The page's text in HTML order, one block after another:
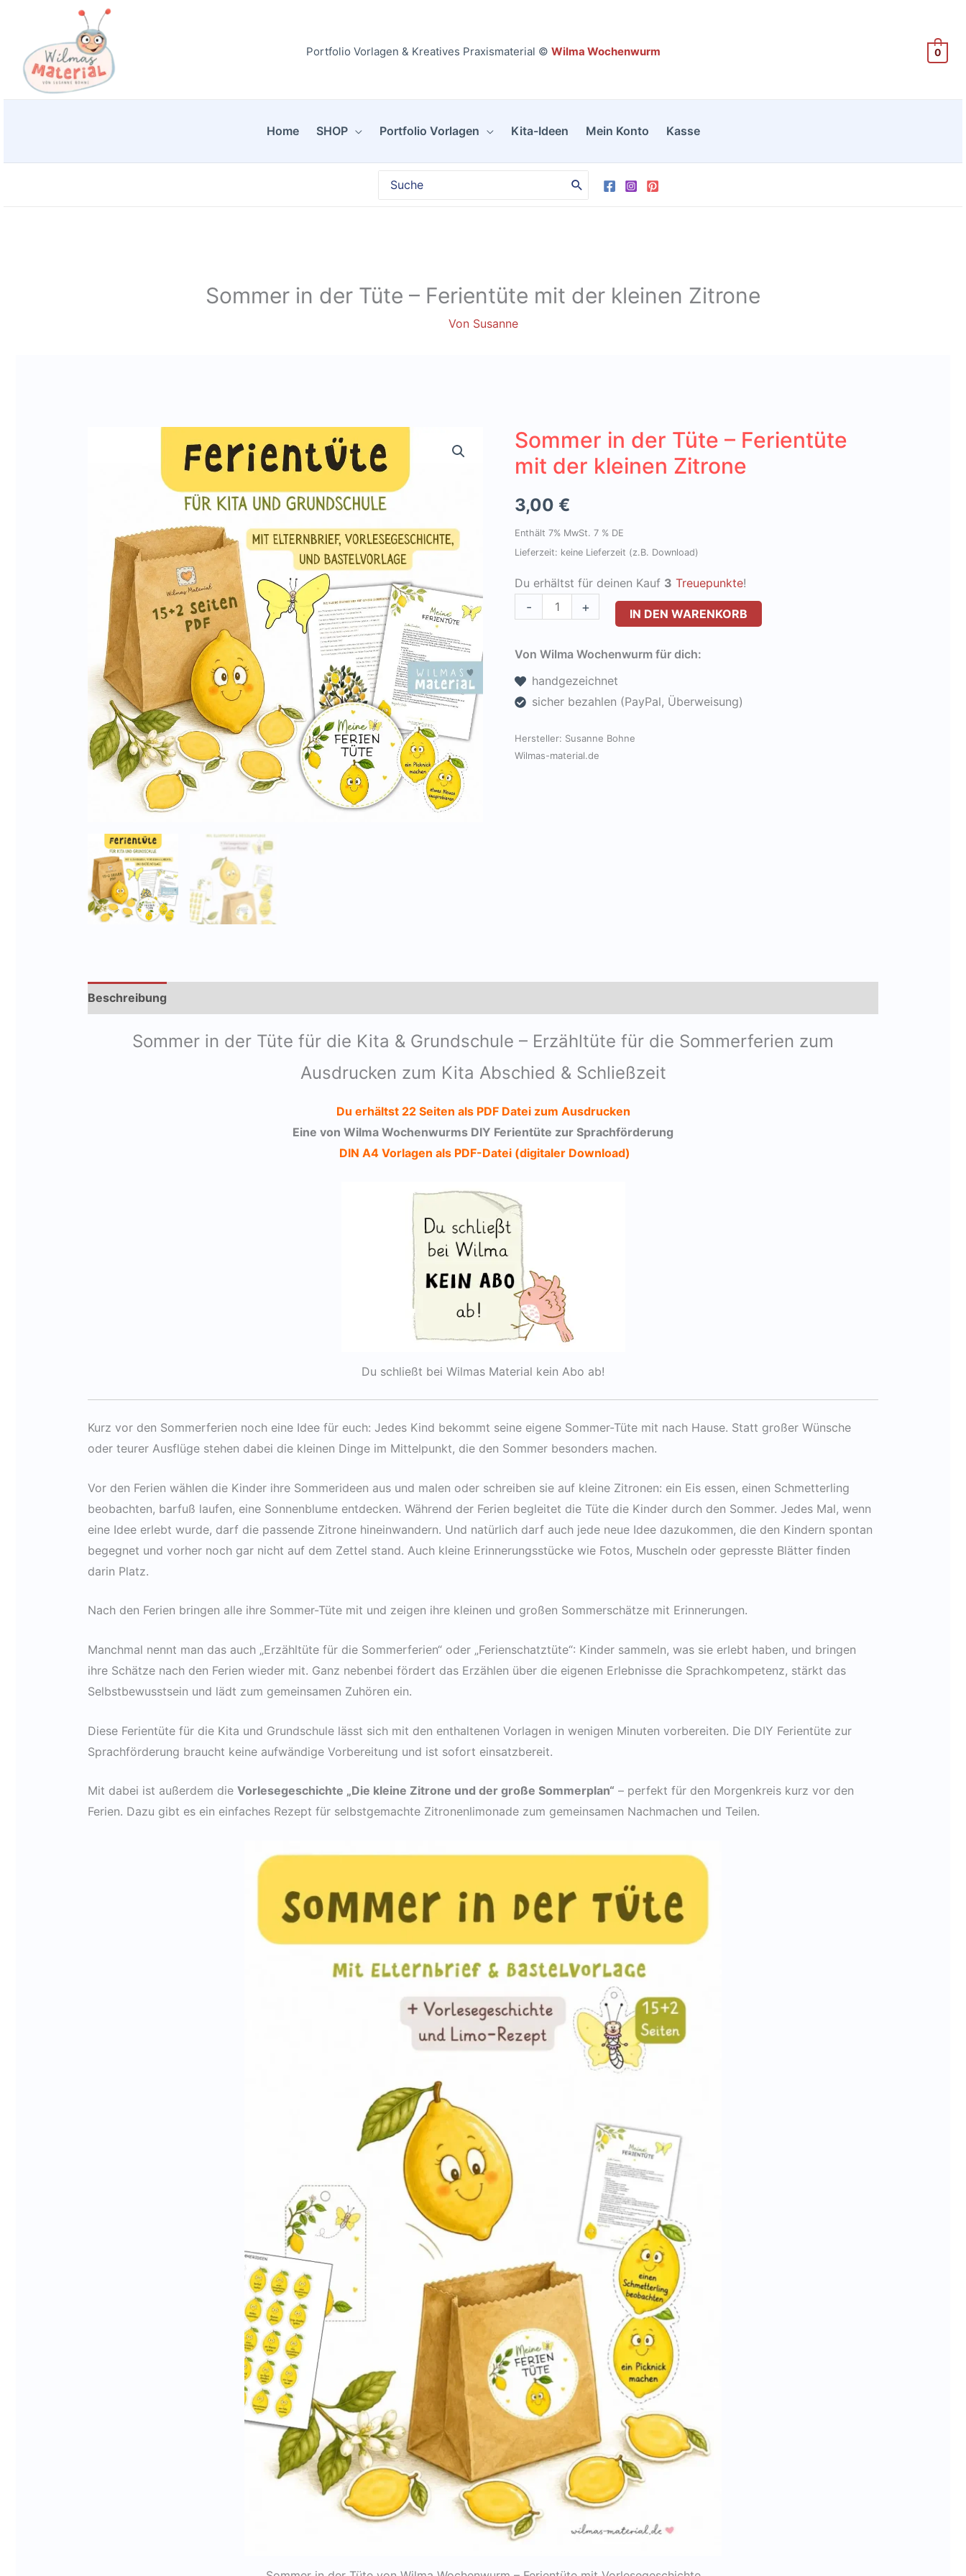
springen
Portfolio Vorlagen & Kreatives Praxismaterial © Wilma Wochenwurm 0
Home SHOP Portfolio Vorlagen Kita-Ideen Mein Konto Kasse
Search
for:
Sommer in der Tüte – Ferientüte mit der kleinen Zitrone
Von Susanne
Sommer in der Tüte – Ferientüte
mit der kleinen Zitrone
3,00 €
Enthält 7% MwSt. 7 % DE
Lieferzeit: keine Lieferzeit (z.B. Download)
Du erhältst für deinen Kauf 3 Treuepunkte!
-
Sommer
in
-
Ferientüte
der
+ IN DEN WARENKORB
Von Wilma Wochenwurm für dich:
handgezeichnet
sicher bezahlen (PayPal, Überweisung)
Hersteller: Susanne Bohne
Wilmas-material.de
Beschreibung
Sommer in der Tüte für die Kita & Grundschule – Erzähltüte für die Sommerferien zum
Ausdrucken zum Kita Abschied & Schließzeit
Du erhältst 22 Seiten als PDF Datei zum Ausdrucken
Eine von Wilma Wochenwurms DIY Ferientüte zur Sprachförderung
DIN A4 Vorlagen als PDF-Datei (digitaler Download)
Du schließt bei Wilmas Material kein Abo ab!
Kurz vor den Sommerferien noch eine Idee für euch: Jedes Kind bekommt seine eigene Sommer-Tüte mit nach Hause. Statt großer Wünsche
oder teurer Ausflüge stehen dabei die kleinen Dinge im Mittelpunkt, die den Sommer besonders machen.
Vor den Ferien wählen die Kinder ihre Sommerideen aus und malen oder schreiben sie auf kleine Zitronen: ein Eis essen, einen Schmetterling
beobachten, barfuß laufen, eine Sonnenblume entdecken. Während der Ferien begleitet die Tüte die Kinder durch den Sommer. Jedes Mal, wenn
eine Idee erlebt wurde, darf die passende Zitrone hineinwandern. Und natürlich darf auch jede neue Idee dazukommen, die den Kindern spontan
begegnet und vorher noch gar nicht auf dem Zettel stand. Auch kleine Erinnerungsstücke wie Fotos, Muscheln oder gepresste Blätter finden
darin Platz.
Nach den Ferien bringen alle ihre Sommer-Tüte mit und zeigen ihre kleinen und großen Sommerschätze mit Erinnerungen.
Manchmal nennt man das auch „Erzähltüte für die Sommerferien“ oder „Ferienschatztüte“: Kinder sammeln, was sie erlebt haben, und bringen
ihre Schätze nach den Ferien wieder mit. Ganz nebenbei fördert das Erzählen über die eigenen Erlebnisse die Sprachkompetenz, stärkt das
Selbstbewusstsein und lädt zum gemeinsamen Zuhören ein.
Diese Ferientüte für die Kita und Grundschule lässt sich mit den enthaltenen Vorlagen in wenigen Minuten vorbereiten. Die DIY Ferientüte zur
Sprachförderung braucht keine aufwändige Vorbereitung und ist sofort einsatzbereit.
Mit dabei ist außerdem die Vorlesegeschichte „Die kleine Zitrone und der große Sommerplan“ – perfekt für den Morgenkreis kurz vor den
Ferien. Dazu gibt es ein einfaches Rezept für selbstgemachte Zitronenlimonade zum gemeinsamen Nachmachen und Teilen.
-
kleinen
[Digital]
Menge